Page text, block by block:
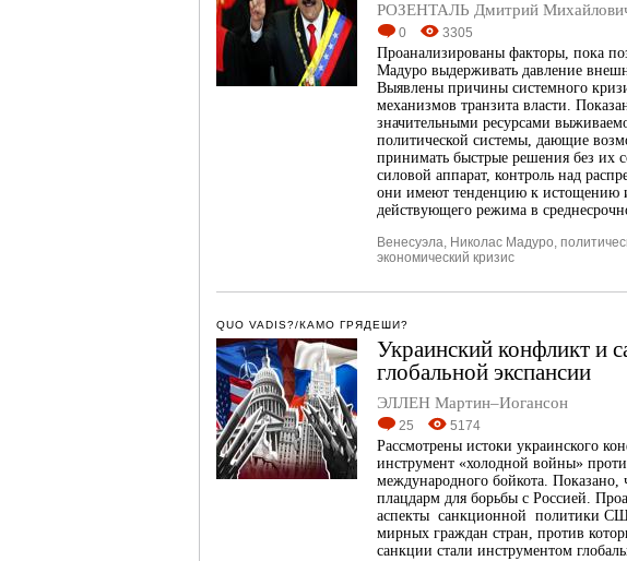
РОЗЕНТАЛЬ Дмитрий
0 3305
Проанализированы факторы, пока
Мадуро выдерживать давление
Выявлены причины системного
механизмов транзита власти.
значительными ресурсами
политической системы, дающие
принимать быстрые решения без их
силовой аппарат, контроль над
они имеют тенденцию к истощению
действующего режима в
Венесуэла, Николас Мадуро,
экономический кризис
QUO VADIS?/КАМО ГРЯДЕШИ?
Украинский конфликт и
глобальной экспансии
ЭЛЛЕН Мартин–Иогансон
25 5174
Рассмотрены истоки украинского
инструмент «холодной войны»
международного бойкота. Показано,
плацдарм для борьбы с Россией.
аспекты санкционной политики
мирных граждан стран, против
санкции стали инструментом